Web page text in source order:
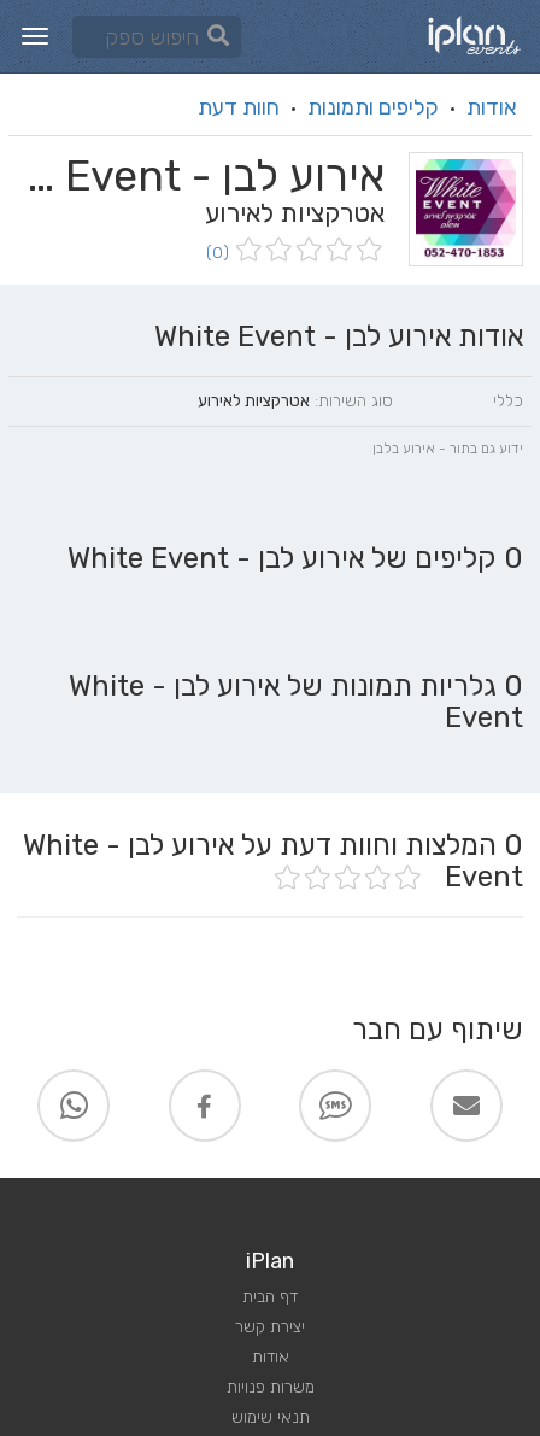
אודות · קליפים ותמונות · חוות דעת
אירוע לבן - White Event
אטרקציות לאירוע
(0)
אודות אירוע לבן - White Event
כללי סוג השירות: אטרקציות לאירוע
ידוע גם בתור - אירוע בלבן
0 קליפים של אירוע לבן - White Event
0 גלריות תמונות של אירוע לבן - White
Event
0
המלצות וחוות דעת על אירוע לבן - White
Event
שיתוף עם חבר
iPlan
דף הבית
יצירת קשר
אודות
משרות פנויות
תנאי שימוש